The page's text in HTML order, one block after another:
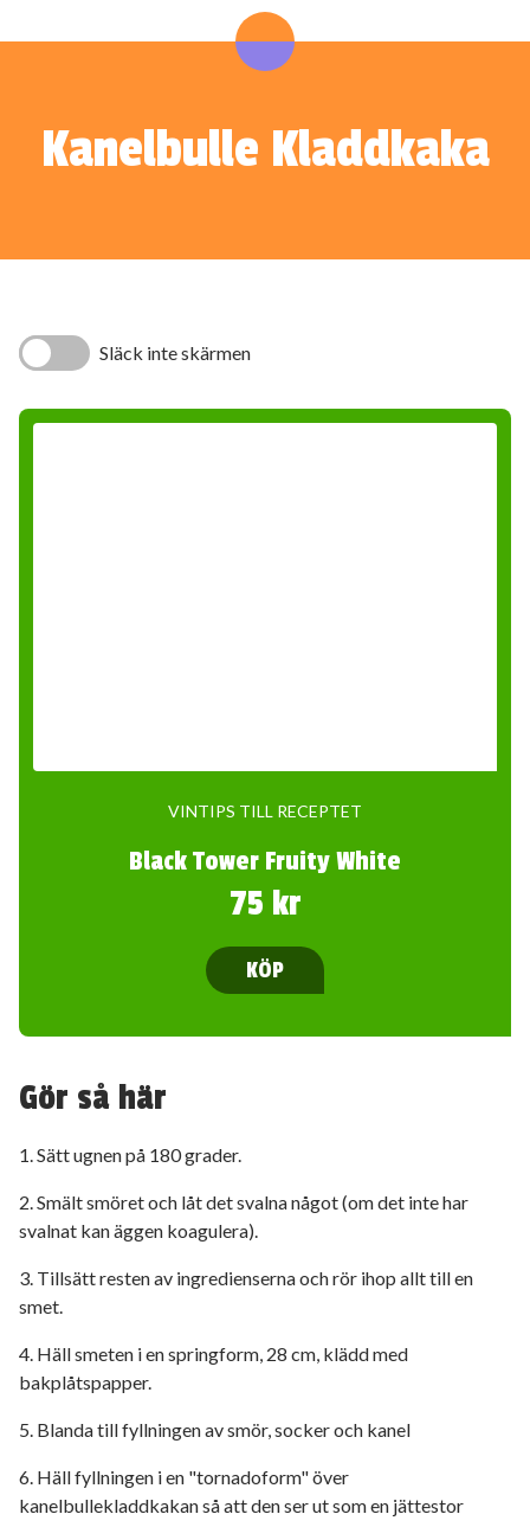
Kanelbulle Kladdkaka
Släck inte skärmen
VINTIPS TILL RECEPTET
Black Tower Fruity White
75 kr
KÖP
Gör så här
1. Sätt ugnen på 180 grader.
2. Smält smöret och låt det svalna något (om det inte har
svalnat kan äggen koagulera).
3. Tillsätt resten av ingredienserna och rör ihop allt till en
smet.
4. Häll smeten i en springform, 28 cm, klädd med
bakplåtspapper.
5. Blanda till fyllningen av smör, socker och kanel
6. Häll fyllningen i en "tornadoform" över
kanelbullekladdkakan så att den ser ut som en jättestor